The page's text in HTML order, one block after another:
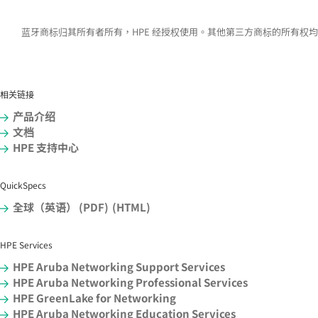
蓝牙商标归其所有者所有，HPE 经授权使用。其他第三方商标的所有权
相关链接
产品介绍
文档
HPE 支持中心
QuickSpecs
全球（英语） (PDF) (HTML)
HPE Services
HPE Aruba Networking Support Services
HPE Aruba Networking Professional Services
HPE GreenLake for Networking
HPE Aruba Networking Education Services